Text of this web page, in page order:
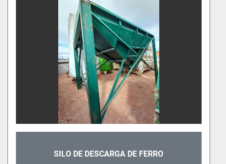
SILO DE DESCARGA / ALIMENTAÇÃO DE
FERRO COM SEPARADORES